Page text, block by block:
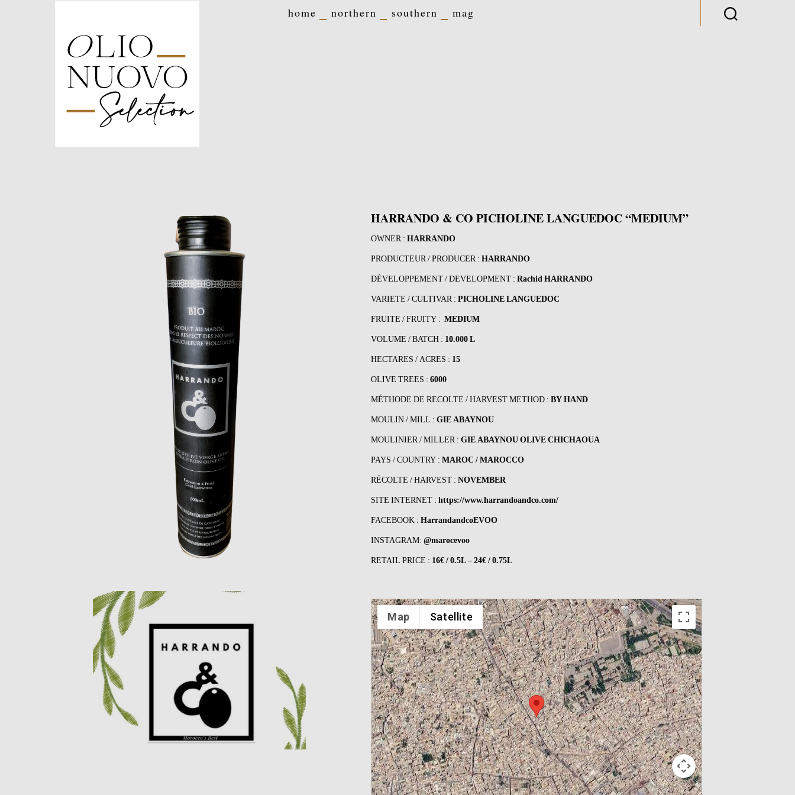
home northern southern mag
HARRANDO & CO PICHOLINE LANGUEDOC “MEDIUM”
OWNER : HARRANDO
PRODUCTEUR / PRODUCER : HARRANDO
DÉVELOPPEMENT / DEVELOPMENT : Rachid HARRANDO
VARIETE / CULTIVAR : PICHOLINE LANGUEDOC
FRUITE / FRUITY : MEDIUM
VOLUME / BATCH : 10.000 L
HECTARES / ACRES : 15
OLIVE TREES : 6000
MÉTHODE DE RECOLTE / HARVEST METHOD : BY HAND
MOULIN / MILL : GIE ABAYNOU
MOULINIER / MILLER : GIE ABAYNOU OLIVE CHICHAOUA
PAYS / COUNTRY : MAROC / MAROCCO
RÉCOLTE / HARVEST : NOVEMBER
SITE INTERNET : https://www.harrandoandco.com/
FACEBOOK : HarrandandcoEVOO
INSTAGRAM: @marocevoo
RETAIL PRICE : 16€ / 0.5L – 24€ / 0.75L
Map Satellite